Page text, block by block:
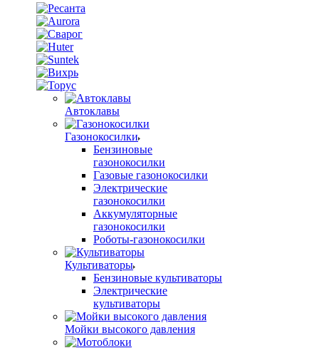
Автоклавы
Газонокосилки
Бензиновые
газонокосилки
Газовые газонокосилки
Электрические
газонокосилки
Аккумуляторные
газонокосилки
Роботы-газонокосилки
Культиваторы
Бензиновые культиваторы
Электрические
культиваторы
Мойки высокого давления